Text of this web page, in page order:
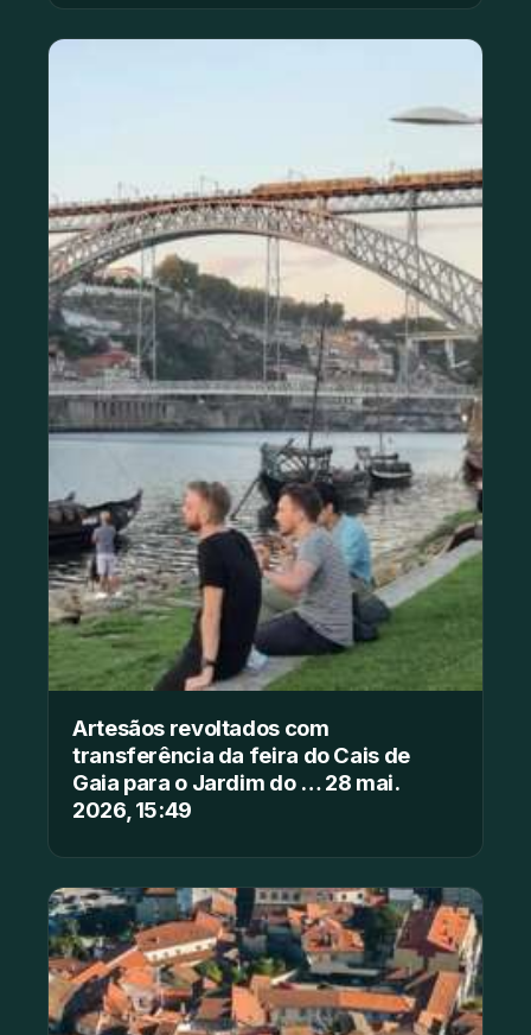
Artesãos revoltados com
transferência da feira do Cais de
Gaia para o Jardim do … 28 mai.
2026, 15:49